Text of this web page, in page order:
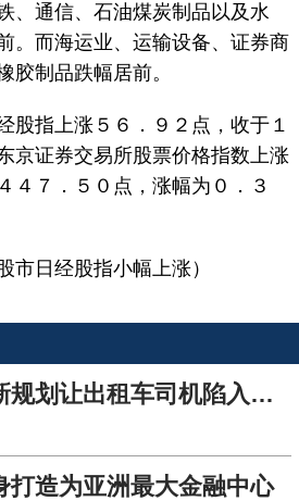
、通信、石油煤炭制品以及水
。而海运业、运输设备、证券商
胶制品跌幅居前。
指上涨５６．９２点，收于１
京证券交易所股票价格指数上涨
４７．５０点，涨幅为０．３
日经股指小幅上涨）
日媒：东京道路新规划让出租车司机陷入慌乱
打造为亚洲最大金融中心